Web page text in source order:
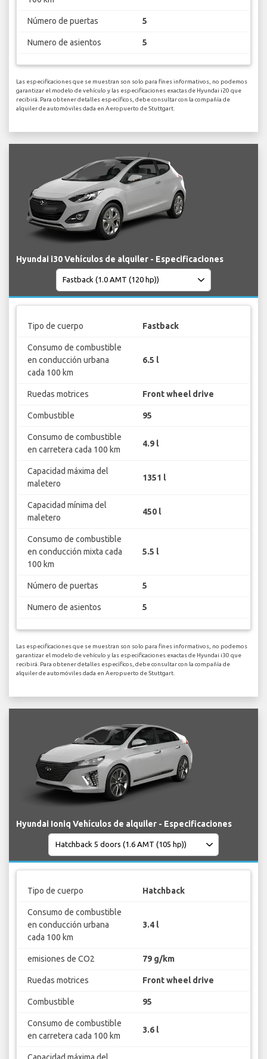
Número de puertas 5
Numero de asientos 5
Las especificaciones que se muestran son solo para fines informativos, no podemos
garantizar el modelo de vehículo y las especificaciones exactas de Hyundai i20 que
recibirá. Para obtener detalles específicos, debe consultar con la compañía de
alquiler de automóviles dada en Aeropuerto de Stuttgart.
Hyundai i30 Vehículos de alquiler - Especificaciones
Tipo de cuerpo Fastback
Consumo de combustible
en conducción urbana
cada 100 km
6.5 l
Ruedas motrices Front wheel drive
Combustible 95
Consumo de combustible
en carretera cada 100 km
4.9 l
Capacidad máxima del
maletero
1351 l
Capacidad mínima del
maletero
450 l
Consumo de combustible
en conducción mixta cada
100 km
5.5 l
Número de puertas 5
Numero de asientos 5
Las especificaciones que se muestran son solo para fines informativos, no podemos
garantizar el modelo de vehículo y las especificaciones exactas de Hyundai i30 que
recibirá. Para obtener detalles específicos, debe consultar con la compañía de
alquiler de automóviles dada en Aeropuerto de Stuttgart.
Hyundai Ioniq Vehículos de alquiler - Especificaciones
Tipo de cuerpo Hatchback
Consumo de combustible
en conducción urbana
cada 100 km
3.4 l
emisiones de CO2 79 g/km
Ruedas motrices Front wheel drive
Combustible 95
Consumo de combustible
en carretera cada 100 km
3.6 l